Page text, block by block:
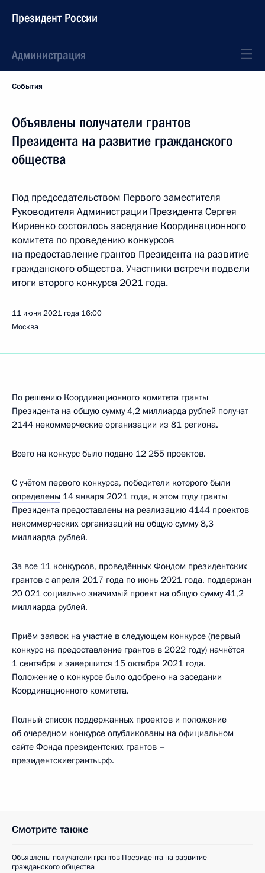
Президент России
Администрация
События
Объявлены получатели грантов
Президента на развитие гражданского
общества
Под председательством Первого заместителя
Руководителя Администрации Президента Сергея
Кириенко состоялось заседание Координационного
комитета по проведению конкурсов
на предоставление грантов Президента на развитие
гражданского общества. Участники встречи подвели
итоги второго конкурса 2021 года.
11 июня 2021 года 16:00
Москва
По решению Координационного комитета гранты
Президента на общую сумму 4,2 миллиарда рублей получат
2144 некоммерческие организации из 81 региона.
Всего на конкурс было подано 12 255 проектов.
С учётом первого конкурса, победители которого были
определены 14 января 2021 года, в этом году гранты
Президента предоставлены на реализацию 4144 проектов
некоммерческих организаций на общую сумму 8,3
миллиарда рублей.
За все 11 конкурсов, проведённых Фондом президентских
грантов с апреля 2017 года по июнь 2021 года, поддержан
20 021 социально значимый проект на общую сумму 41,2
миллиарда рублей.
Приём заявок на участие в следующем конкурсе (первый
конкурс на предоставление грантов в 2022 году) начнётся
1 сентября и завершится 15 октября 2021 года.
Положение о конкурсе было одобрено на заседании
Координационного комитета.
Полный список поддержанных проектов и положение
об очередном конкурсе опубликованы на официальном
сайте Фонда президентских грантов –
президентскиегранты.рф.
Смотрите также
Объявлены получатели грантов Президента на развитие
гражданского общества